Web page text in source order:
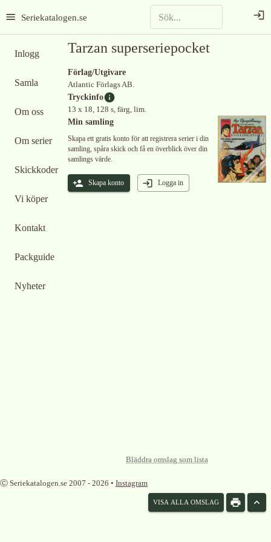
Seriekatalogen.se
Inlogg
Samla
Om oss
Om serier
Skickkoder
Vi köper
Kontakt
Packguide
Nyheter
Tarzan superseriepocket
Förlag/Utgivare
Atlantic Förlags AB.
Tryckinfo
13 x 18, 128 s, färg, lim.
Min samling
Skapa ett gratis konto för att registrera serier i din
samling, spåra skick och få en överblick över din
samlings värde.
Skapa konto Logga in
VISA ALLA OMSLAG
Bläddra omslag som lista
Ⓒ Seriekatalogen.se 2007 - 2026 • Instagram